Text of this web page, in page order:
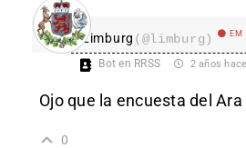
Limburg (@limburg) EM
Bot en RRSS 2 años hace
Ojo que la encuesta del Ara
0